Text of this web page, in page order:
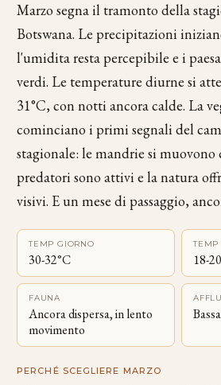
Marzo segna il tramonto della
Botswana. Le precipitazioni
l'umidita resta percepibile e i
verdi. Le temperature diurne si
31°C, con notti ancora calde. La
cominciano i primi segnali del
stagionale: le mandrie si
predatori sono attivi e la natura
visivi. E un mese di passaggio,
TEMP GIORNO
30-32°C
TEMP
18-
FAUNA
Ancora dispersa, in lento
movimento
Bassa
PERCHÉ SCEGLIERE MARZO